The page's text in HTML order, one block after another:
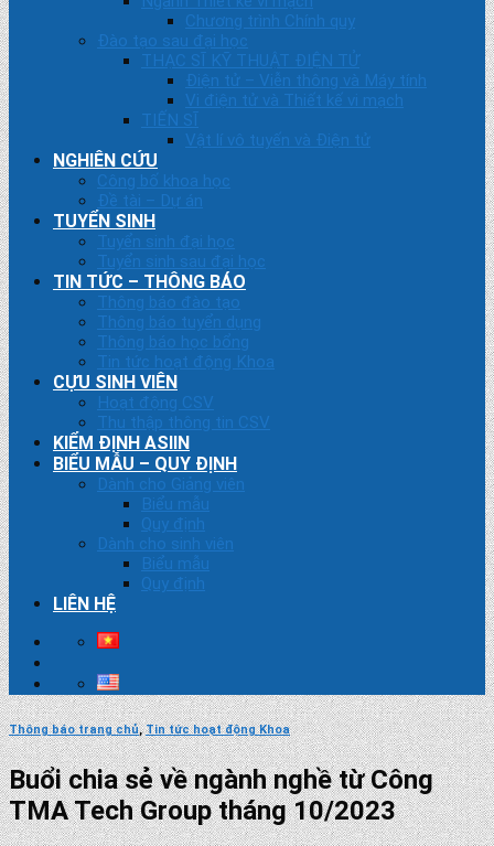
Chương trình Chính quy
Đào tạo sau đại học
THẠC SĨ KỸ THUẬT ĐIỆN TỬ
Điện tử – Viễn thông và Máy tính
Vi điện tử và Thiết kế vi mạch
TIẾN SĨ
Vật lí vô tuyến và Điện tử
NGHIÊN CỨU
Công bố khoa học
Đề tài – Dự án
TUYỂN SINH
Tuyển sinh đại học
Tuyển sinh sau đại học
TIN TỨC – THÔNG BÁO
Thông báo đào tạo
Thông báo tuyển dụng
Thông báo học bổng
Tin tức hoạt động Khoa
CỰU SINH VIÊN
Hoạt động CSV
Thu thập thông tin CSV
KIỂM ĐỊNH ASIIN
BIỂU MẪU – QUY ĐỊNH
Dành cho Giảng viên
Biểu mẫu
Quy định
Dành cho sinh viên
Biểu mẫu
Quy định
LIÊN HỆ
Thông báo trang chủ,Tin tức hoạt động Khoa
Buổi chia sẻ về ngành nghề từ Công
TMA Tech Group tháng 10/2023